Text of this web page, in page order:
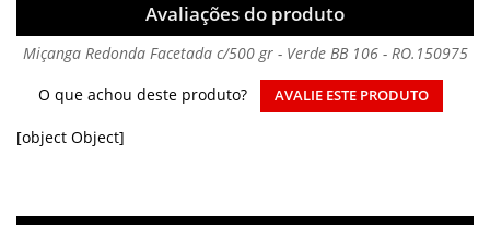
Avaliações do produto
Miçanga Redonda Facetada c/500 gr - Verde BB 106 - RO.150975
O que achou deste produto?
AVALIE ESTE PRODUTO
[object Object]